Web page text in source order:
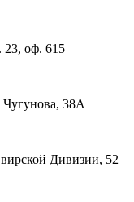
23, оф. 615
Чугунова, 38А
Дивизии, 52